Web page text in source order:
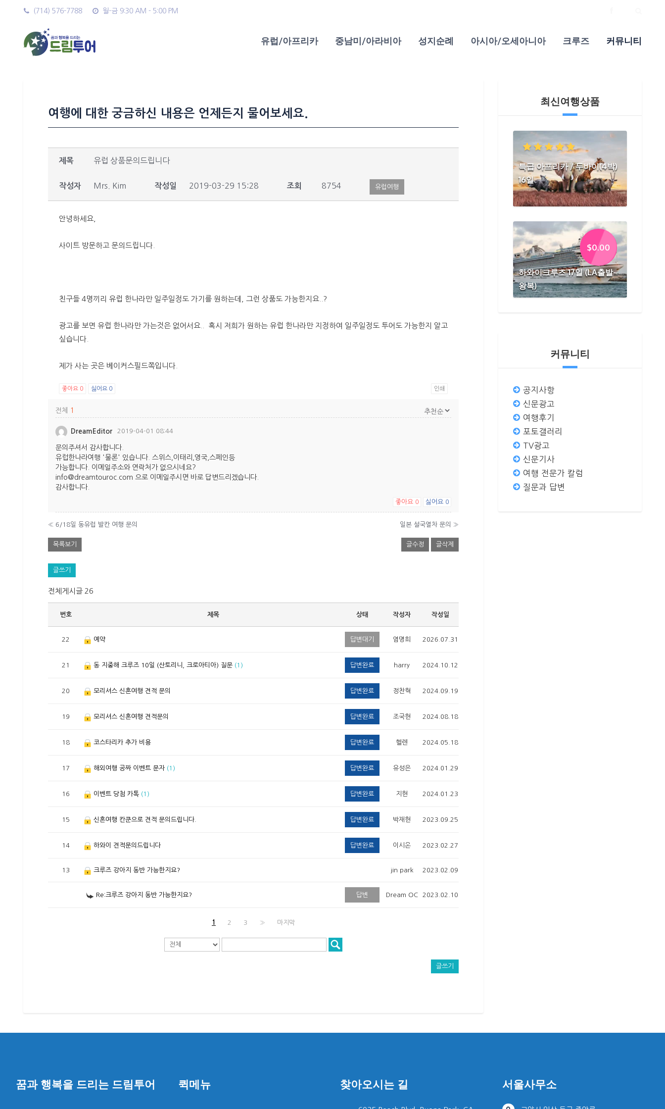
(714) 576-7788 월-금 9:30 AM - 5:00 PM
유럽/아프리카 중남미/아라비아 성지순례 아시아/오세아니아 크루즈 커뮤니티
여행에 대한 궁금하신 내용은 언제든지 물어보세요.
제목 유럽 상품문의드립니다
작성자 Mrs. Kim 작성일 2019-03-29 15:28 조회 8754 유럽여행
안녕하세요,
사이트 방문하고 문의드립니다.
친구들 4명끼리 유럽 한나라만 일주일정도 가기를 원하는데, 그런 상품도 가능한지요..?
광고를 보면 유럽 한나라만 가는것은 없어서요.. 혹시 저희가 원하는 유럽 한나라만 지정하여 일주일정도 투어도 가능한지 알고
싶습니다.
제가 사는 곳은 베이커스필드쪽입니다.
좋아요 0 싫어요 0 인쇄
전체 1
DreamEditor 2019-04-01 08:44
문의주셔서 감사합니다.
유럽한나라여행 '물론' 있습니다. 스위스,이태리,영국,스페인등
가능합니다. 이메일주소와 연락처가 없으시네요?
info@dreamtouroc.com 으로 이메일주시면 바로 답변드리겠습니다.
감사합니다.
좋아요 0 싫어요 0
« 6/18일 동유럽 발칸 여행 문의 일본 설국열차 문의 »
목록보기 글수정 글삭제
글쓰기
전체게시글 26
번호 제목 상태 작성자 작성일
22 예약 답변대기 염명희 2026.07.31
21 동 지중해 크루즈 10일 (산토리니, 크로아티아) 질문 (1) 답변완료 harry 2024.10.12
20 모리셔스 신혼여행 견적 문의 답변완료 정찬혁 2024.09.19
19 모리셔스 신혼여행 견적문의 답변완료 조국현 2024.08.18
18 코스타리카 추가 비용 답변완료 헬렌 2024.05.18
17 해외여행 공짜 이벤트 문자 (1) 답변완료 유성은 2024.01.29
16 이벤트 당첨 카톡 (1) 답변완료 지현 2024.01.23
15 신혼여행 칸쿤으로 견적 문의드립니다. 답변완료 박재현 2023.09.25
14 하와이 견적문의드립니다 답변완료 이시온 2023.02.27
13 크루즈 강아지 동반 가능한지요? jin park 2023.02.09
Re:크루즈 강아지 동반 가능한지요? 답변 Dream OC 2023.02.10
1 2 3 » 마지막
글쓰기
최신여행상품
특급 아프리카 / 두바이(4박)
16일
$0.00
하와이크루즈 17일 (LA출발-
왕복)
커뮤니티
공지사항
신문광고
여행후기
포토갤러리
TV광고
신문기사
여행 전문가 칼럼
질문과 답변
꿈과 행복을 드리는 드림투어 퀵메뉴 찾아오시는 길 서울사무소